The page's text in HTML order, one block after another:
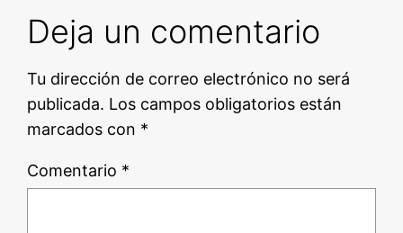
Deja un comentario
Tu dirección de correo electrónico no será
publicada. Los campos obligatorios están
marcados con *
Comentario *